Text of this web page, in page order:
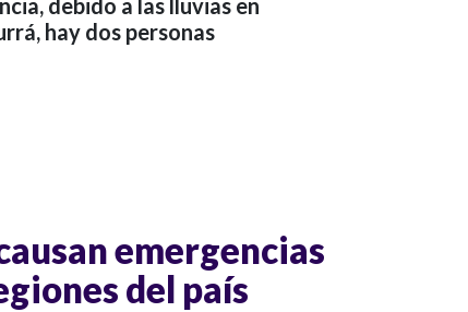
debido a las lluvias en
hay dos personas
emergencias
del país